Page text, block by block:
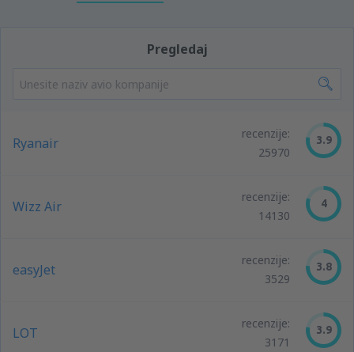
Pregledaj
Ryanair
recenzije:
25970
3.9
Wizz Air
recenzije:
14130
4
easyJet
recenzije:
3529
3.8
LOT
recenzije:
3171
3.9